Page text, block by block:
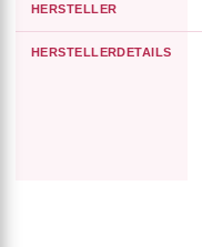
HERSTELLER
HERSTELLERDETAILS